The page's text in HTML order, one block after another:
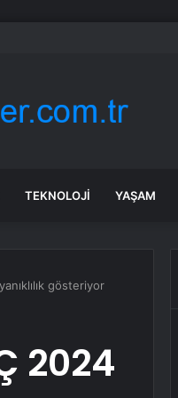
TEKNOLOJI YAŞAM
gösteriyor
2024